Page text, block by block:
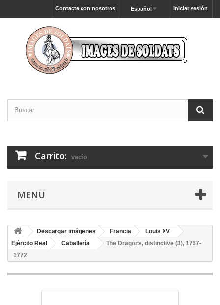
Iniciar sesión
Español
Contacte con nosotros
Carrito: vacío
MENU
Descargar imágenes Francia
Louis XV
Ejército Real
Caballería
The Dragons, distinctive (3), 1767-
1772